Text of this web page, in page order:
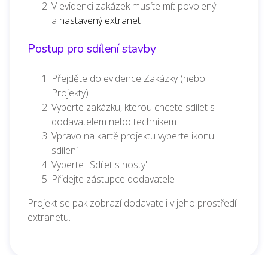
V evidenci zakázek musíte mít povolený
a nastavený extranet
Postup pro sdílení stavby
Přejděte do evidence Zakázky (nebo
Projekty)
Vyberte zakázku, kterou chcete sdílet s
dodavatelem nebo technikem
Vpravo na kartě projektu vyberte ikonu
sdílení
Vyberte "Sdílet s hosty"
Přidejte zástupce dodavatele
Projekt se pak zobrazí dodavateli v jeho prostředí
extranetu.